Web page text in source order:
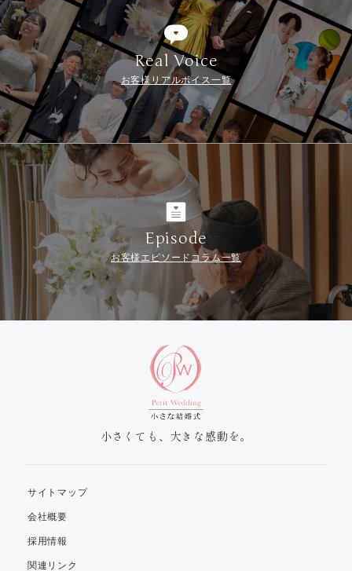
Real Voice
お客様リアルボイス一覧
Episode
お客様エピソードコラム一覧
小さくても、大きな感動を。
サイトマップ
会社概要
採用情報
関連リンク